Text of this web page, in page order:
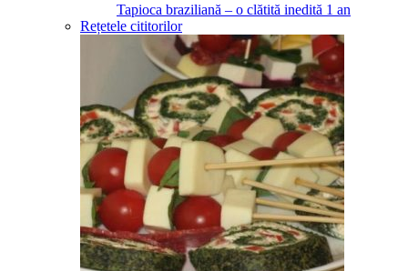
Tapioca braziliană – o clătită inedită 1 an
Rețetele cititorilor